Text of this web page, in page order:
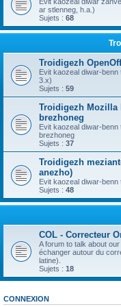
ar stlenneg, h.a.)
Sujets : 68
Troidigezh
Evit kaozeal diwar-
3.x)
Sujets : 59
Troidigezh Mozilla
brezhoneg
Evit kaozeal diwar-
brezhoneg
Sujets : 37
Troidigezh
anezho)
Evit kaozeal diwar-
Sujets : 48
COL - Correcteur
A forum to talk about
échanger autour du
latine).
Sujets : 18
CONNEXION